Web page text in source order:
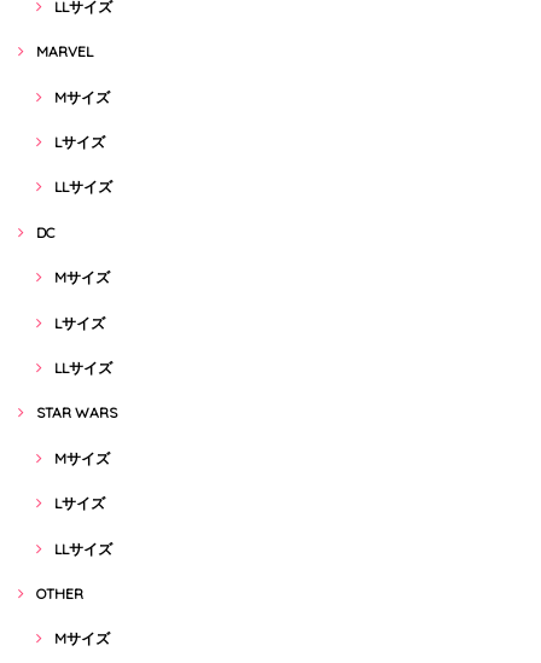
LLサイズ
MARVEL
Mサイズ
Lサイズ
LLサイズ
DC
Mサイズ
Lサイズ
LLサイズ
STAR WARS
Mサイズ
Lサイズ
LLサイズ
OTHER
Mサイズ